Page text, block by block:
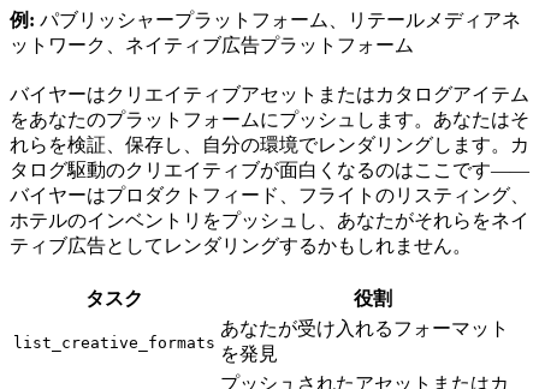
例: パブリッシャープラットフォーム、リテールメディアネ
ットワーク、ネイティブ広告プラットフォーム
バイヤーはクリエイティブアセットまたはカタログアイテム
をあなたのプラットフォームにプッシュします。あなたはそ
れらを検証、保存し、自分の環境でレンダリングします。カ
タログ駆動のクリエイティブが面白くなるのはここです——
バイヤーはプロダクトフィード、フライトのリスティング、
ホテルのインベントリをプッシュし、あなたがそれらをネイ
ティブ広告としてレンダリングするかもしれません。
タスク 役割
list_creative_formats
あなたが受け入れるフォーマット
を発見
プッシュされたアセットまたはカ